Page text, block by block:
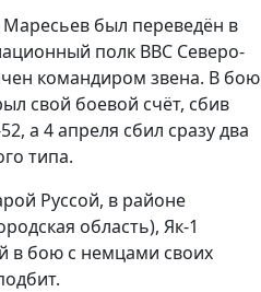
Маресьев был переведён в
полк ВВС Северо-
командиром звена. В бою
свой боевой счёт, сбив
а 4 апреля сбил сразу два
типа.
Руссой, в районе
область), Як-1
в бою с немцами своих